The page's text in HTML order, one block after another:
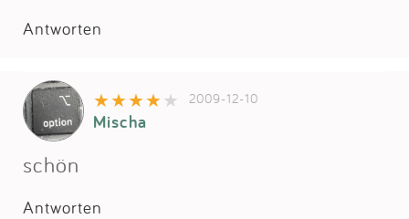
Antworten
2009-12-10
Mischa
schön
Antworten